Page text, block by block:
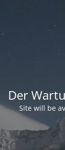
Der
Site will be